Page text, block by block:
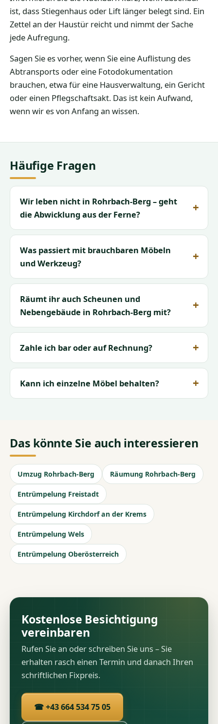
ist, dass Stiegenhaus oder Lift länger belegt sind. Ein
Zettel an der Haustür reicht und nimmt der Sache
jede Aufregung.
Sagen Sie es vorher, wenn Sie eine Auflistung des
Abtransports oder eine Fotodokumentation
brauchen, etwa für eine Hausverwaltung, ein Gericht
oder einen Pflegschaftsakt. Das ist kein Aufwand,
wenn wir es von Anfang an wissen.
Häufige Fragen
Wir leben nicht in Rohrbach-Berg – geht
die Abwicklung aus der Ferne?
Was passiert mit brauchbaren Möbeln
und Werkzeug?
Räumt ihr auch Scheunen und
Nebengebäude in Rohrbach-Berg mit?
Zahle ich bar oder auf Rechnung?
Kann ich einzelne Möbel behalten?
Das könnte Sie auch interessieren
Umzug Rohrbach-Berg Räumung Rohrbach-Berg
Entrümpelung Freistadt
Entrümpelung Kirchdorf an der Krems
Entrümpelung Wels
Entrümpelung Oberösterreich
Kostenlose Besichtigung
vereinbaren
Rufen Sie an oder schreiben Sie uns – Sie
erhalten rasch einen Termin und danach Ihren
schriftlichen Fixpreis.
☎ +43 664 534 75 05